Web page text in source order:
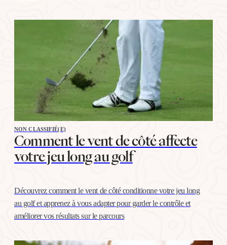
NON CLASSIFIÉ(E)
Comment le vent de côté affecte
votre jeu long au golf
Découvrez comment le vent de côté conditionne votre jeu long
au golf et apprenez à vous adapter pour garder le contrôle et
améliorer vos résultats sur le parcours